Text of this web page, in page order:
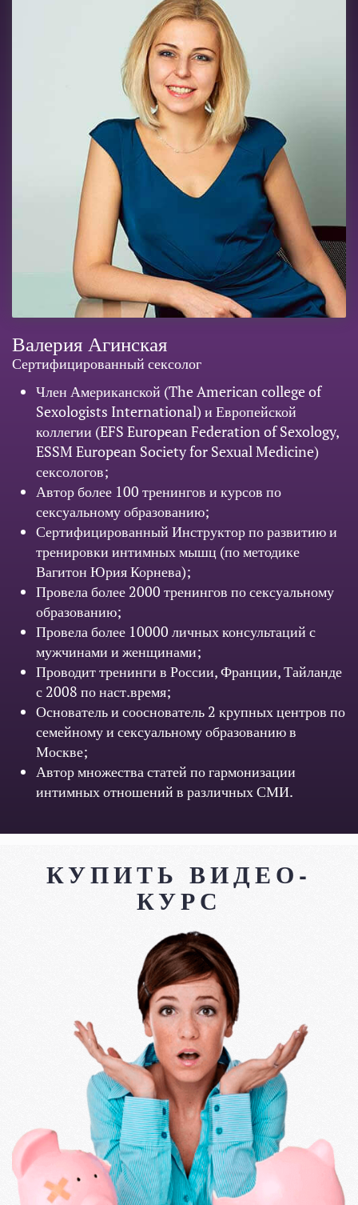
Валерия Агинская
Сертифицированный сексолог
Член Американской (The American college of
Sexologists International) и Европейской
коллегии (EFS European Federation of Sexology,
ESSM European Society for Sexual Medicine)
сексологов;
Автор более 100 тренингов и курсов по
сексуальному образованию;
Сертифицированный Инструктор по развитию и
тренировки интимных мышц (по методике
Вагитон Юрия Корнева);
Провела более 2000 тренингов по сексуальному
образованию;
Провела более 10000 личных консультаций с
мужчинами и женщинами;
Проводит тренинги в России, Франции, Тайланде
с 2008 по наст.время;
Основатель и сооснователь 2 крупных центров по
семейному и сексуальному образованию в
Москве;
Автор множества статей по гармонизации
интимных отношений в различных СМИ.
КУПИТЬ ВИДЕО-
КУРС